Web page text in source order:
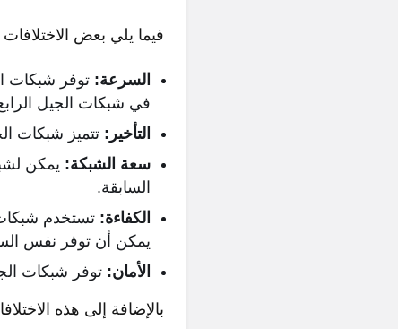
فيما يلي بعض
السرعة:
في شبكات الجيل الرابع إلى 1 جيجابت في
التأخير: تتميز شبكات
سعة الشبكة: يمكن
السابقة.
الكفاءة: تستخدم
يمكن أن توفر نفس
الأمان: توفر شبكات
بالإضافة إلى هذه